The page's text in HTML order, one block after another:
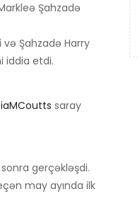
Şahzadə
Şahzadə Harry
iddia etdi.
saray
gerçəkləşdi.
may ayında ilk